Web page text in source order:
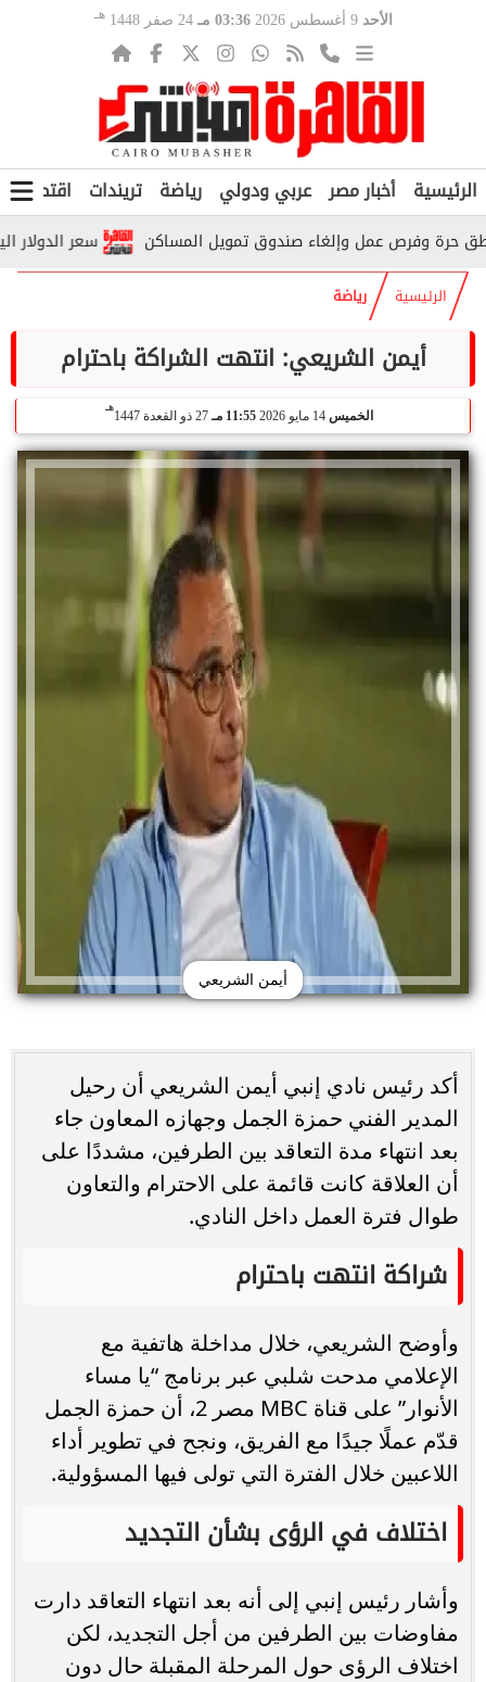
الأحد 9 أغسطس 2026 03:36 مـ 24 صفر 1448 هـ
الرئيسية أخبار مصر عربي ودولي رياضة تريندات اقتصاد
سعر الدولار اليوم الأحد 9 أغسطس 2026.. تحديث جديد في
الرئيسية رياضة
أيمن الشريعي: انتهت الشراكة باحترام
الخميس 14 مايو 2026 11:55 مـ 27 ذو القعدة 1447
هـ
أيمن الشريعي
أكد رئيس نادي إنبي أيمن الشريعي أن رحيل
المدير الفني حمزة الجمل وجهازه المعاون جاء
بعد انتهاء مدة التعاقد بين الطرفين، مشددًا على
أن العلاقة كانت قائمة على الاحترام والتعاون
طوال فترة العمل داخل النادي.
شراكة انتهت باحترام
وأوضح الشريعي، خلال مداخلة هاتفية مع
الإعلامي مدحت شلبي عبر برنامج “يا مساء
الأنوار” على قناة MBC مصر 2، أن حمزة الجمل
قدّم عملًا جيدًا مع الفريق، ونجح في تطوير أداء
اللاعبين خلال الفترة التي تولى فيها المسؤولية.
اختلاف في الرؤى بشأن التجديد
وأشار رئيس إنبي إلى أنه بعد انتهاء التعاقد دارت
مفاوضات بين الطرفين من أجل التجديد، لكن
اختلاف الرؤى حول المرحلة المقبلة حال دون